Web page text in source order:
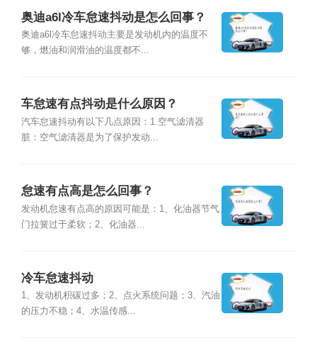
奥迪a6l冷车怠速抖动是怎么回事？
奥迪a6l冷车怠速抖动主要是发动机内的温度不
够，燃油和润滑油的温度都不...
车怠速有点抖动是什么原因？
汽车怠速抖动有以下几点原因：1.空气滤清器
脏：空气滤清器是为了保护发动...
怠速有点高是怎么回事？
发动机怠速有点高的原因可能是：1、化油器节气
门拉簧过于柔软；2、化油器...
冷车怠速抖动
1、发动机积碳过多；2、点火系统问题；3、汽油
的压力不稳；4、水温传感...